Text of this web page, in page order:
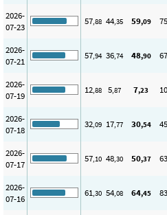
2026-
07-23
57,88 44,35 59,09 75
2026-
07-21
57,94 36,74 48,90 67
2026-
07-19
12,88 5,87 7,23 10
2026-
07-18
32,09 17,77 30,54 45
2026-
07-17
57,10 48,30 50,37 63
2026-
07-16
61,30 54,08 64,45 83